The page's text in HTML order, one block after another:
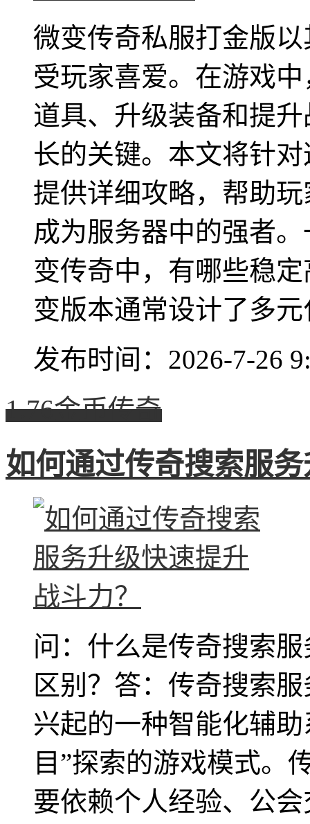
微变传奇私服打金版
受玩家喜爱。在游戏
道具、升级装备和提
长的关键。本文将针
提供详细攻略，帮助
成为服务器中的强者
变传奇中，有哪些稳
变版本通常设计了多
发布时间：2026-7-26
1.76金币传奇
如何通过传奇搜索服
问：什么是传奇搜索
区别？答：传奇搜索
兴起的一种智能化辅
目”探索的游戏模式。
要依赖个人经验、公